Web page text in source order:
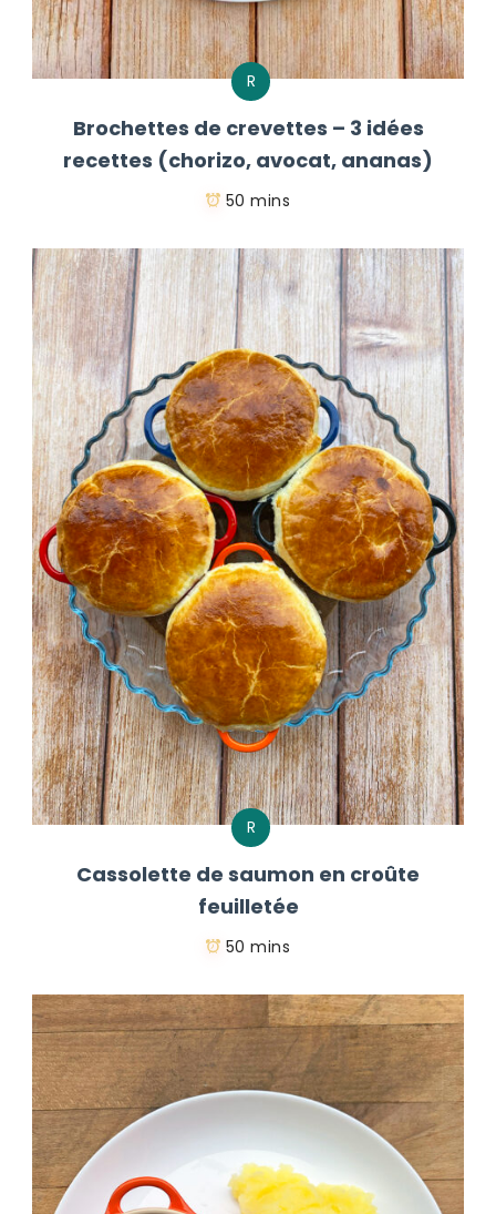
R
Brochettes de crevettes – 3 idées
recettes (chorizo, avocat, ananas)
50 mins
R
Cassolette de saumon en croûte
feuilletée
50 mins